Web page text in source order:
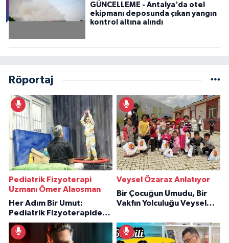
GÜNCELLEME - Antalya'da otel
ekipmanı deposunda çıkan yangın
kontrol altına alındı
Röportaj
Pediatrik Fizyoterapi
Uzmanı Ömer Alaosman
Her Adım Bir Umut:
Pediatrik Fizyoterapiden
İlham Veren Hikâyeler
Veysel Özaraz Anlatıyor
Bir Çocuğun Umudu, Bir
Vakfın Yolculuğu Veysel